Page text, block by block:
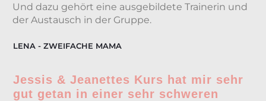
Und dazu gehört eine ausgebildete Trainerin und
der Austausch in der Gruppe.
LENA - ZWEIFACHE MAMA
Jessis & Jeanettes Kurs hat mir sehr
gut getan in einer sehr schweren